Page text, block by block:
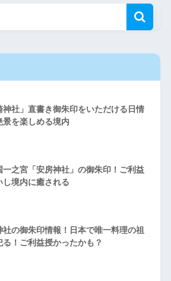
神社」直書き御朱印をいただける日情
景を楽しめる境内
一之宮「安房神社」の御朱印！ご利益
し境内に癒される
社の御朱印情報！日本で唯一料理の祖
る！ご利益授かったかも？